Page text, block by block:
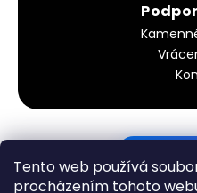
Tento web používá
procházením tohoto